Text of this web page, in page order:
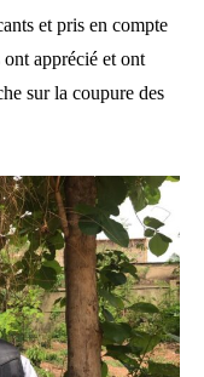
et pris en compte
apprécié et ont
sur la coupure des